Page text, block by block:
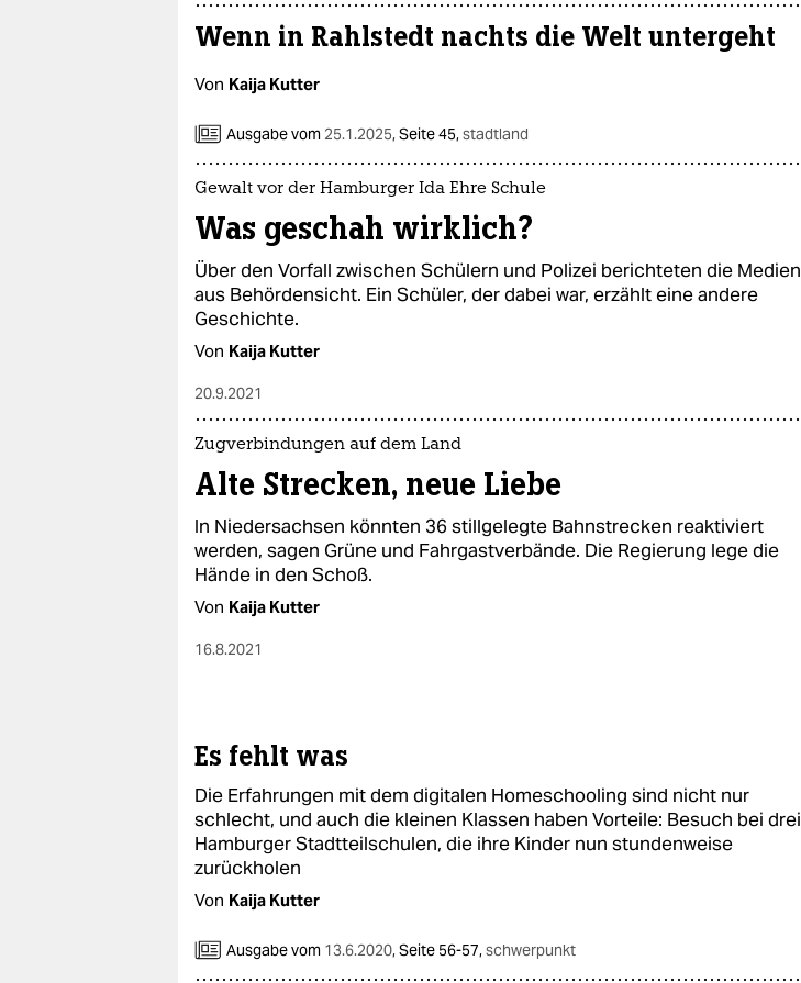
Wenn in Rahlstedt nachts die Welt untergeht
Von Kaija Kutter
Ausgabe vom 25.1.2025,Seite 45,stadtland
Gewalt vor der Hamburger Ida Ehre Schule
Was geschah wirklich?
Über den Vorfall zwischen Schülern und Polizei berichteten die Medien
aus Behördensicht. Ein Schüler, der dabei war, erzählt eine andere
Geschichte.
Von Kaija Kutter
20.9.2021
Zugverbindungen auf dem Land
Alte Strecken, neue Liebe
In Niedersachsen könnten 36 stillgelegte Bahnstrecken reaktiviert
werden, sagen Grüne und Fahrgastverbände. Die Regierung lege die
Hände in den Schoß.
Von Kaija Kutter
16.8.2021
Es fehlt was
Die Erfahrungen mit dem digitalen Homeschooling sind nicht nur
schlecht, und auch die kleinen Klassen haben Vorteile: Besuch bei drei
Hamburger Stadtteilschulen, die ihre Kinder nun stundenweise
zurückholen
Von Kaija Kutter
Ausgabe vom 13.6.2020,Seite 56-57,schwerpunkt